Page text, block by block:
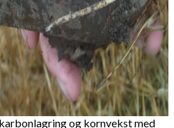
og kornvekst med